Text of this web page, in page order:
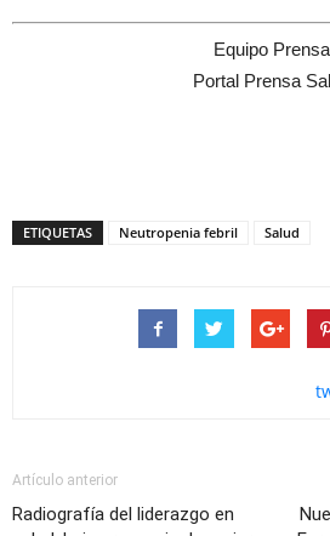
Equipo Prensa
Portal Prensa
ETIQUETAS Neutropenia febril Salud
Artículo anterior
Radiografía del liderazgo en